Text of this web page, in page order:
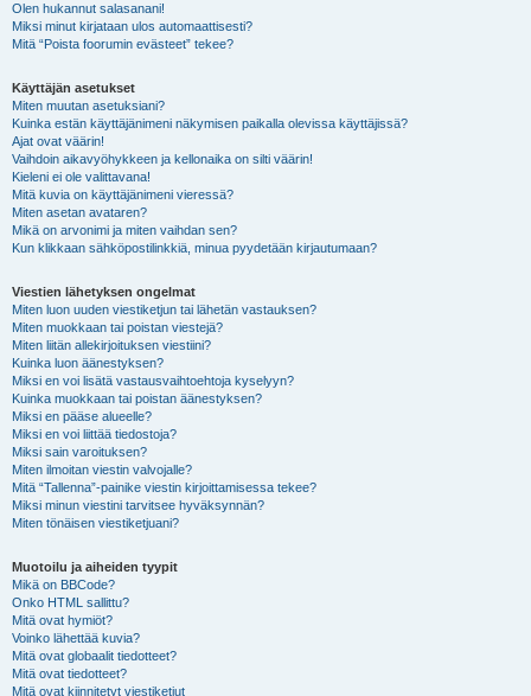
Olen hukannut salasanani!
Miksi minut kirjataan ulos automaattisesti?
Mitä “Poista foorumin evästeet” tekee?
Käyttäjän asetukset
Miten muutan asetuksiani?
Kuinka estän käyttäjänimeni näkymisen paikalla olevissa käyttäjissä?
Ajat ovat väärin!
Vaihdoin aikavyöhykkeen ja kellonaika on silti väärin!
Kieleni ei ole valittavana!
Mitä kuvia on käyttäjänimeni vieressä?
Miten asetan avataren?
Mikä on arvonimi ja miten vaihdan sen?
Kun klikkaan sähköpostilinkkiä, minua pyydetään kirjautumaan?
Viestien lähetyksen ongelmat
Miten luon uuden viestiketjun tai lähetän vastauksen?
Miten muokkaan tai poistan viestejä?
Miten liitän allekirjoituksen viestiini?
Kuinka luon äänestyksen?
Miksi en voi lisätä vastausvaihtoehtoja kyselyyn?
Kuinka muokkaan tai poistan äänestyksen?
Miksi en pääse alueelle?
Miksi en voi liittää tiedostoja?
Miksi sain varoituksen?
Miten ilmoitan viestin valvojalle?
Mitä “Tallenna”-painike viestin kirjoittamisessa tekee?
Miksi minun viestini tarvitsee hyväksynnän?
Miten tönäisen viestiketjuani?
Muotoilu ja aiheiden tyypit
Mikä on BBCode?
Onko HTML sallittu?
Mitä ovat hymiöt?
Voinko lähettää kuvia?
Mitä ovat globaalit tiedotteet?
Mitä ovat tiedotteet?
Mitä ovat kiinnitetyt viestiketjut